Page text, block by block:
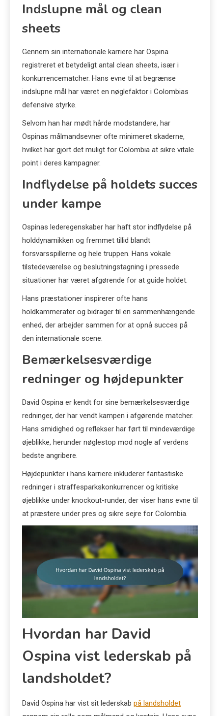
Indslupne mål og clean
sheets
Gennem sin internationale karriere har Ospina
registreret et betydeligt antal clean sheets, især i
konkurrencematcher. Hans evne til at begrænse
indslupne mål har været en nøglefaktor i Colombias
defensive styrke.
Selvom han har mødt hårde modstandere, har
Ospinas målmandsevner ofte minimeret skaderne,
hvilket har gjort det muligt for Colombia at sikre vitale
point i deres kampagner.
Indflydelse på holdets succes
under kampe
Ospinas lederegenskaber har haft stor indflydelse på
holddynamikken og fremmet tillid blandt
forsvarsspillerne og hele truppen. Hans vokale
tilstedeværelse og beslutningstagning i pressede
situationer har været afgørende for at guide holdet.
Hans præstationer inspirerer ofte hans
holdkammerater og bidrager til en sammenhængende
enhed, der arbejder sammen for at opnå succes på
den internationale scene.
Bemærkelsesværdige
redninger og højdepunkter
David Ospina er kendt for sine bemærkelsesværdige
redninger, der har vendt kampen i afgørende matcher.
Hans smidighed og reflekser har ført til mindeværdige
øjeblikke, herunder nøglestop mod nogle af verdens
bedste angribere.
Højdepunkter i hans karriere inkluderer fantastiske
redninger i straffesparkskonkurrencer og kritiske
øjeblikke under knockout-runder, der viser hans evne til
at præstere under pres og sikre sejre for Colombia.
Hvordan har David
Ospina vist lederskab på
landsholdet?
David Ospina har vist sit lederskab på landsholdet